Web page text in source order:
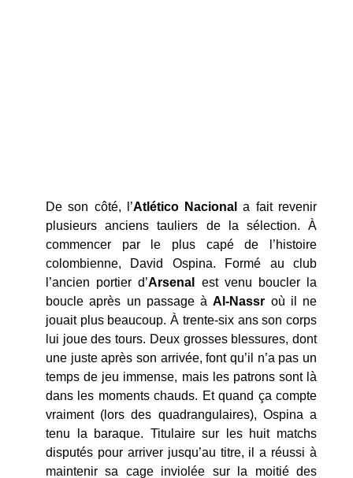
De son côté, l’Atlético Nacionala fait revenir
plusieurs anciens tauliers de la sélection. À
commencer par le plus capé de l’histoire
colombienne, David Ospina. Formé au club
l’ancien portier d’Arsenal
est venu boucler la
boucle après un passage àAl-Nassr où il ne
jouait plus beaucoup. À trente-six ans son corps
lui joue des tours. Deux grosses blessures, dont
une juste après son arrivée, font qu’il n’a pas un
temps de jeu immense, mais les patrons sont là
dans les moments chauds. Et quand ça compte
vraiment (lors des quadrangulaires), Ospina a
tenu la baraque. Titulaire sur les huit matchs
disputés pour arriver jusqu’au titre, il a réussi à
maintenir sa cage inviolée sur la moitié des